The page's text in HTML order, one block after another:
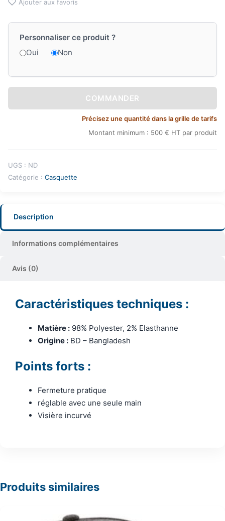
Ajouter aux favoris
Personnaliser ce produit ?
Oui
Non
COMMANDER
Précisez une quantité dans la grille de tarifs
Montant minimum : 500 € HT par produit
UGS : ND
Catégorie : Casquette
Description
Informations complémentaires
Avis (0)
Caractéristiques techniques :
Matière : 98% Polyester, 2% Elasthanne
Origine : BD – Bangladesh
Points forts :
Fermeture pratique
réglable avec une seule main
Visière incurvé
Produits similaires